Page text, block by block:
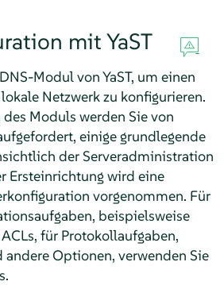
mit YaST
Modul von YaST, um einen
Netzwerk zu konfigurieren.
Moduls werden Sie von
einige grundlegende
der Serveradministration
Ersteinrichtung wird eine
vorgenommen. Für
beispielsweise
für Protokollaufgaben,
andere Optionen, verwenden Sie